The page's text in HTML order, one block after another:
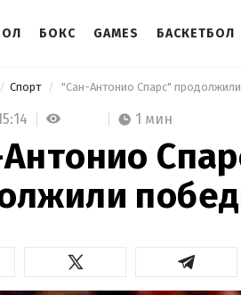
БОКС GAMES БАСКЕТБОЛ
Спорт "Сан-Антонио Спарс"
1 мин